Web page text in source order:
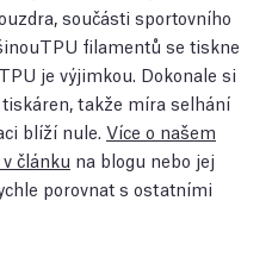
součásti sportovního
filamentů se tiskne
je výjimkou. Dokonale si
takže míra selhání
blíží nule. Více o našem
článku na blogu nebo jej
porovnat s ostatními